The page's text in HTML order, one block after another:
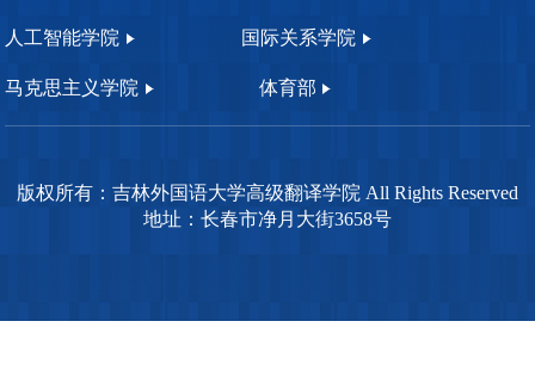
人工智能学院 国际关系学院
马克思主义学院 体育部
版权所有：吉林外国语大学高级翻译学院 All Rights Reserved
地址：长春市净月大街3658号